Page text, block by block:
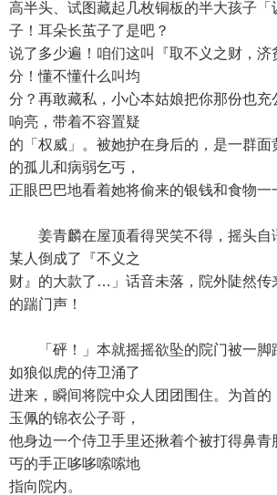
高半头、试图藏起几枚铜板的半大孩子「
子！耳朵长茧子了是吧？
说了多少遍！咱们这叫『取不义之财，济
分！懂不懂什么叫均
分？再敢藏私，小心本姑娘把你那份也充
响亮，带着不容置疑
的「权威」。被她护在身后的，是一群面
的孤儿和病弱乞丐，
正眼巴巴地看着她将偷来的银钱和食物一
姜青麟在屋顶看得哭笑不得，摇头自
某人倒成了『不义之
财』的大款了…」话音未落，院外陡然传
的踹门声！
「砰！」本就摇摇欲坠的院门被一脚
如狼似虎的侍卫涌了
进来，瞬间将院中众人团团围住。为首的
玉佩的锦衣公子哥，
他身边一个侍卫手里还揪着个被打得鼻青
丐的手正哆哆嗦嗦地
指向院内。